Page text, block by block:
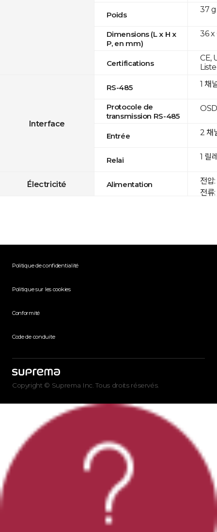
Poids
Dimensions (L x H x
P, en mm)
Certifications
Interface
RS-485
Protocole de
transmission RS-485
Entrée
Relai
Électricité Alimentation
37 g
36 x
CE,
1 채
2 채
1 릴
전압
전류
Politique de confidentialité
Politique sur les cookies
Conformité
Code de conduite
Copyright © Suprema Inc. Tous droits réservés.